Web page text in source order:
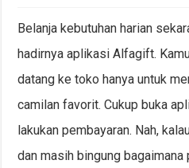
Belanja kebutuhan harian
hadirnya aplikasi Alfagift.
datang ke toko hanya untuk
camilan favorit. Cukup buka
lakukan pembayaran. Nah,
dan masih bingung